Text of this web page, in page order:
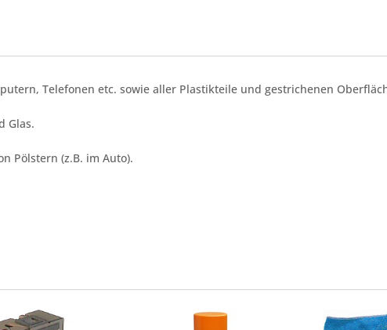
Telefonen etc. sowie aller Plastikteile und gestrichenen
Glas.
Pölstern (z.B. im Auto).